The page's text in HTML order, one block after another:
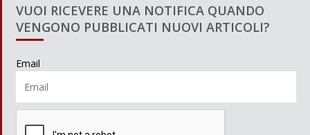
VUOI RICEVERE UNA NOTIFICA QUANDO
VENGONO PUBBLICATI NUOVI ARTICOLI?
Email